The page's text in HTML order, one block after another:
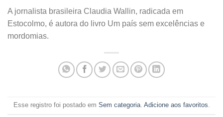
A jornalista brasileira Claudia Wallin, radicada em
Estocolmo, é autora do livro Um país sem excelências e
mordomias.
Esse registro foi postado em Sem categoria. Adicione aos favoritos